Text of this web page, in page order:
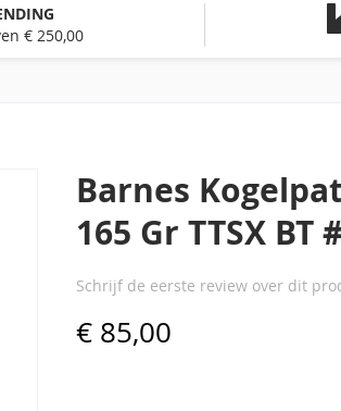
€ 250,00
Barnes
165 Gr TTSX BT
Schrijf de eerste review over dit
€ 85,00